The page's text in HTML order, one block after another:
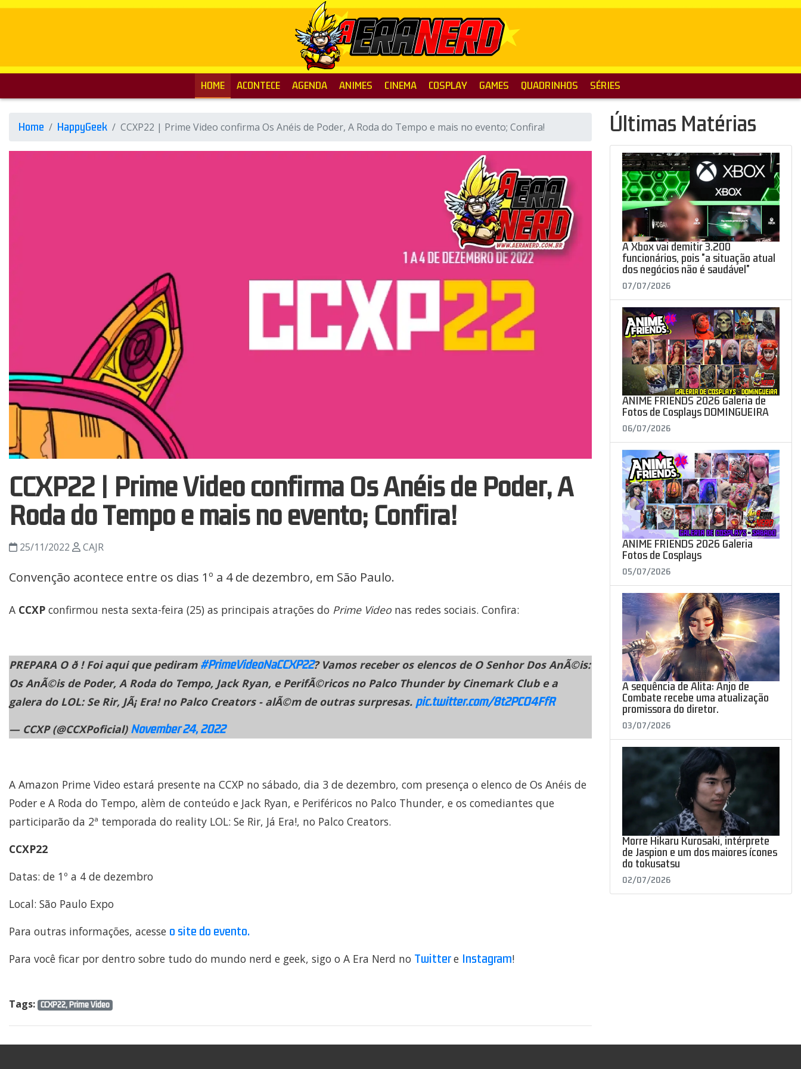
HOME ACONTECE AGENDA ANIMES CINEMA COSPLAY GAMES QUADRINHOS SÉRIES
Home HappyGeek CCXP22 | Prime Video confirma Os Anéis de Poder, A Roda do Tempo e mais no evento; Confira!
CCXP22 | Prime Video confirma Os Anéis de Poder, A
Roda do Tempo e mais no evento; Confira!
25/11/2022 CAJR
Convenção acontece entre os dias 1º a 4 de dezembro, em São Paulo.
A CCXP confirmou nesta sexta-feira (25) as principais atrações do Prime Video nas redes sociais. Confira:
PREPARA O ð ! Foi aqui que pediram #PrimeVideoNaCCXP22? Vamos receber os elencos de O Senhor Dos AnÃ©is:
Os AnÃ©is de Poder, A Roda do Tempo, Jack Ryan, e PerifÃ©ricos no Palco Thunder by Cinemark Club e a
galera do LOL: Se Rir, JÃ¡ Era! no Palco Creators - alÃ©m de outras surpresas. pic.twitter.com/8t2PCO4FfR
— CCXP (@CCXPoficial) November 24, 2022
A Amazon Prime Video estará presente na CCXP no sábado, dia 3 de dezembro, com presença o elenco de Os Anéis de
Poder e A Roda do Tempo, alèm de conteúdo e Jack Ryan, e Periféricos no Palco Thunder, e os comediantes que
participarão da 2ª temporada do reality LOL: Se Rir, Já Era!, no Palco Creators.
CCXP22
Datas: de 1º a 4 de dezembro
Local: São Paulo Expo
Para outras informações, acesse o site do evento.
Para você ficar por dentro sobre tudo do mundo nerd e geek, sigo o A Era Nerd no Twittere Instagram!
Tags: CCXP22, Prime Video
Últimas Matérias
A Xbox vai demitir 3.200
funcionários, pois "a situação atual
dos negócios não é saudável"
07/07/2026
ANIME FRIENDS 2026 Galeria de
Fotos de Cosplays DOMINGUEIRA
06/07/2026
ANIME FRIENDS 2026 Galeria
Fotos de Cosplays
05/07/2026
A sequência de Alita: Anjo de
Combate recebe uma atualização
promissora do diretor.
03/07/2026
Morre Hikaru Kurosaki, intérprete
de Jaspion e um dos maiores ícones
do tokusatsu
02/07/2026